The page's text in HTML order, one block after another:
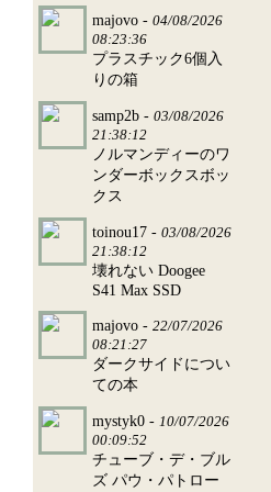
majovo - 04/08/2026
08:23:36
プラスチック6個入
りの箱
samp2b - 03/08/2026
21:38:12
ノルマンディーのワ
ンダーボックスボッ
クス
toinou17 - 03/08/2026
21:38:12
壊れない Doogee
S41 Max SSD
majovo - 22/07/2026
08:21:27
ダークサイドについ
ての本
mystyk0 - 10/07/2026
00:09:52
チューブ・デ・ブル
ズ パウ・パトロー